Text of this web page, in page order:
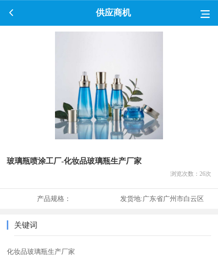
供应商机
玻璃瓶喷涂工厂-化妆品玻璃瓶生产厂家
浏览次数： 26次
产品规格： 发货地:广东省广州市白云区
关键词
化妆品玻璃瓶生产厂家